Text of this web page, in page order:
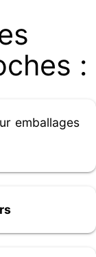
:
emballages